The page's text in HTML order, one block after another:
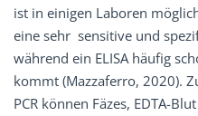
ist in einigen Laboren
eine sehr sensitive und
während ein ELISA häufig
kommt (Mazzaferro, 2020).
PCR können Fäzes, EDTA-